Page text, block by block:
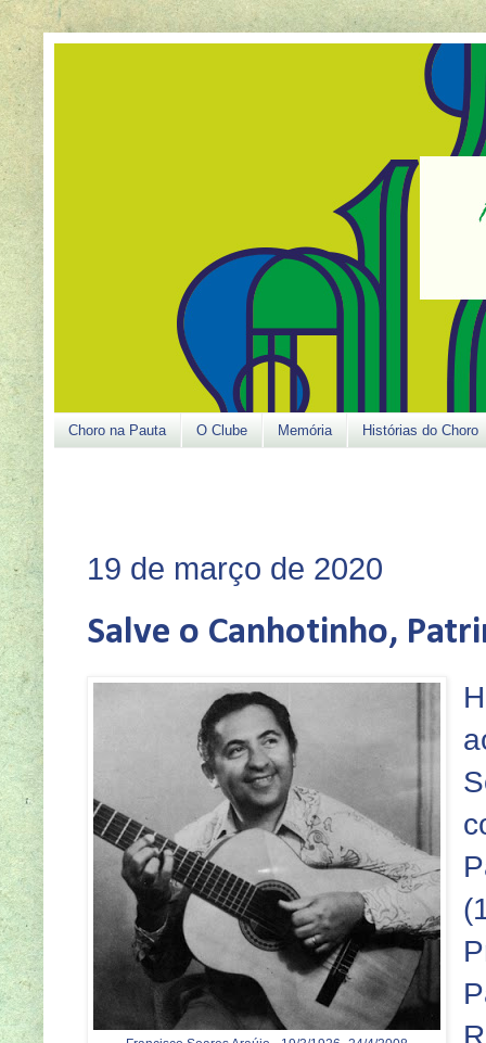
Choro na Pauta O Clube Memória Histórias do Choro
19 de março de 2020
Salve o Canhotinho,